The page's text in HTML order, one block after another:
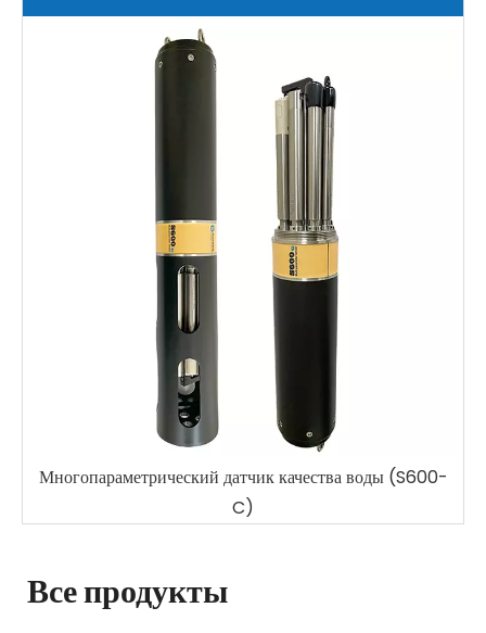
Water UVCOD Датчик (S33-A)
Все продукты